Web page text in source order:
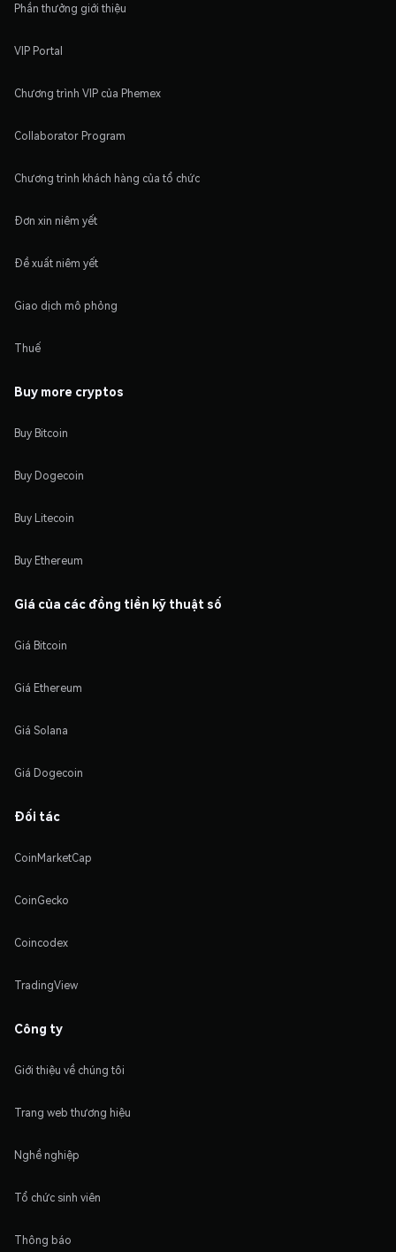
Phần thưởng giới thiệu
VIP Portal
Chương trình VIP của Phemex
Collaborator Program
Chương trình khách hàng của tổ chức
Đơn xin niêm yết
Đề xuất niêm yết
Giao dịch mô phỏng
Thuế
Buy more cryptos
Buy Bitcoin
Buy Dogecoin
Buy Litecoin
Buy Ethereum
Giá của các đồng tiền kỹ thuật số
Giá Bitcoin
Giá Ethereum
Giá Solana
Giá Dogecoin
Đối tác
CoinMarketCap
CoinGecko
Coincodex
TradingView
Công ty
Giới thiệu về chúng tôi
Trang web thương hiệu
Nghề nghiệp
Tổ chức sinh viên
Thông báo